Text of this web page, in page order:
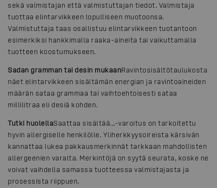
sekä valmistajan että valmistuttajan tiedot. Valmistaja
tuottaa elintarvikkeen lopulliseen muotoonsa.
Valmistuttaja taas osallistuu elintarvikkeen tuotantoon
esimerkiksi hankkimalla raaka-aineita tai vaikuttamalla
tuotteen koostumukseen.
Sadan gramman tai desin mukaanRavintosisältötaulukosta
näet elintarvikkeen sisältämän energian ja ravintoaineiden
määrän sataa grammaa tai vaihtoehtoisesti sataa
millilitraa eli desiä kohden.
Tutki huolellaSaattaa sisältää...-varoitus on tarkoitettu
hyvin allergiselle henkilölle. Yliherkkyysoireista kärsivän
kannattaa lukea pakkausmerkinnät tarkkaan mahdollisten
allergeenien varalta. Merkintöjä on syytä seurata, koske ne
voivat vaihdella samassa tuotteessa valmistajasta ja
prosessista riippuen.